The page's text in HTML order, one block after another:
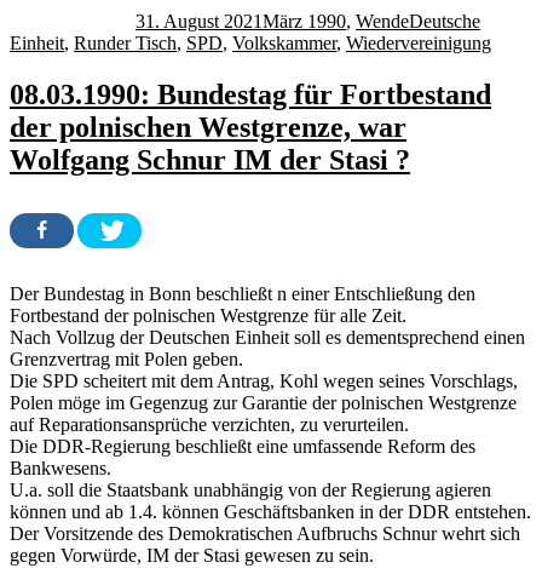
31. August 2021März 1990, WendeDeutsche
Einheit, Runder Tisch, SPD, Volkskammer, Wiedervereinigung
08.03.1990: Bundestag für Fortbestand
der polnischen Westgrenze, war
Wolfgang Schnur IM der Stasi ?
Der Bundestag in Bonn beschließt n einer Entschließung den
Fortbestand der polnischen Westgrenze für alle Zeit.
Nach Vollzug der Deutschen Einheit soll es dementsprechend einen
Grenzvertrag mit Polen geben.
Die SPD scheitert mit dem Antrag, Kohl wegen seines Vorschlags,
Polen möge im Gegenzug zur Garantie der polnischen Westgrenze
auf Reparationsansprüche verzichten, zu verurteilen.
Die DDR-Regierung beschließt eine umfassende Reform des
Bankwesens.
U.a. soll die Staatsbank unabhängig von der Regierung agieren
können und ab 1.4. können Geschäftsbanken in der DDR entstehen.
Der Vorsitzende des Demokratischen Aufbruchs Schnur wehrt sich
gegen Vorwürde, IM der Stasi gewesen zu sein.